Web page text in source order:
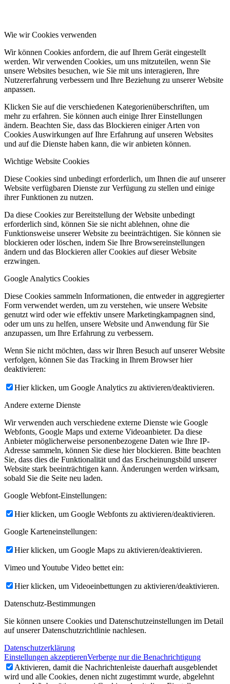
Wie wir Cookies verwenden
Wir können Cookies anfordern, die auf Ihrem Gerät eingestellt
werden. Wir verwenden Cookies, um uns mitzuteilen, wenn Sie
unsere Websites besuchen, wie Sie mit uns interagieren, Ihre
Nutzererfahrung verbessern und Ihre Beziehung zu unserer Website
anpassen.
Klicken Sie auf die verschiedenen Kategorienüberschriften, um
mehr zu erfahren. Sie können auch einige Ihrer Einstellungen
ändern. Beachten Sie, dass das Blockieren einiger Arten von
Cookies Auswirkungen auf Ihre Erfahrung auf unseren Websites
und auf die Dienste haben kann, die wir anbieten können.
Wichtige Website Cookies
Diese Cookies sind unbedingt erforderlich, um Ihnen die auf unserer
Website verfügbaren Dienste zur Verfügung zu stellen und einige
ihrer Funktionen zu nutzen.
Da diese Cookies zur Bereitstellung der Website unbedingt
erforderlich sind, können Sie sie nicht ablehnen, ohne die
Funktionsweise unserer Website zu beeinträchtigen. Sie können sie
blockieren oder löschen, indem Sie Ihre Browsereinstellungen
ändern und das Blockieren aller Cookies auf dieser Website
erzwingen.
Google Analytics Cookies
Diese Cookies sammeln Informationen, die entweder in aggregierter
Form verwendet werden, um zu verstehen, wie unsere Website
genutzt wird oder wie effektiv unsere Marketingkampagnen sind,
oder um uns zu helfen, unsere Website und Anwendung für Sie
anzupassen, um Ihre Erfahrung zu verbessern.
Wenn Sie nicht möchten, dass wir Ihren Besuch auf unserer Website
verfolgen, können Sie das Tracking in Ihrem Browser hier
deaktivieren:
Hier klicken, um Google Analytics zu aktivieren/deaktivieren.
Andere externe Dienste
Wir verwenden auch verschiedene externe Dienste wie Google
Webfonts, Google Maps und externe Videoanbieter. Da diese
Anbieter möglicherweise personenbezogene Daten wie Ihre IP-
Adresse sammeln, können Sie diese hier blockieren. Bitte beachten
Sie, dass dies die Funktionalität und das Erscheinungsbild unserer
Website stark beeinträchtigen kann. Änderungen werden wirksam,
sobald Sie die Seite neu laden.
Google Webfont-Einstellungen:
Hier klicken, um Google Webfonts zu aktivieren/deaktivieren.
Google Karteneinstellungen:
Hier klicken, um Google Maps zu aktivieren/deaktivieren.
Vimeo und Youtube Video bettet ein:
Hier klicken, um Videoeinbettungen zu aktivieren/deaktivieren.
Datenschutz-Bestimmungen
Sie können unsere Cookies und Datenschutzeinstellungen im Detail
auf unserer Datenschutzrichtlinie nachlesen.
Datenschutzerklärung
Einstellungen akzeptierenVerberge nur die Benachrichtigung
Aktivieren, damit die Nachrichtenleiste dauerhaft ausgeblendet
wird und alle Cookies, denen nicht zugestimmt wurde, abgelehnt